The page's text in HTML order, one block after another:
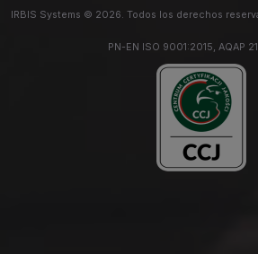
IRBIS Systems © 2026. Todos los derechos
PN-EN ISO 9001:2015, AQAP